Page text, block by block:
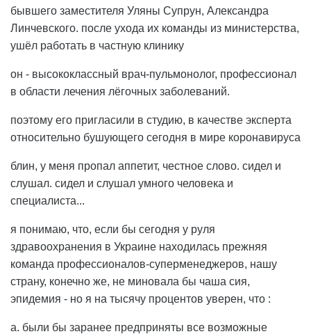
бывшего заместителя Уляны Супрун, Александра
Линчевского. после ухода их команды из министерства,
ушёл работать в частную клинику
он - высококлассный врач-пульмонолог, профессионал
в области лечения лёгочных заболеваний.
поэтому его пригласили в студию, в качестве эксперта
относительно бушующего сегодня в мире коронавируса
блин, у меня пропал аппетит, честное слово. сидел и
слушал. сидел и слушал умного человека и
специалиста...
я понимаю, что, если бы сегодня у руля
здравоохранения в Украине находилась прежняя
команда профессионалов-суперменеджеров, нашу
страну, конечно же, не миновала бы чаша сия,
эпидемия - но я на тысячу процентов уверен, что :
а. были бы заранее предприняты все возможные